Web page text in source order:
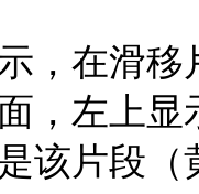
，在滑移
，左上
是该片段